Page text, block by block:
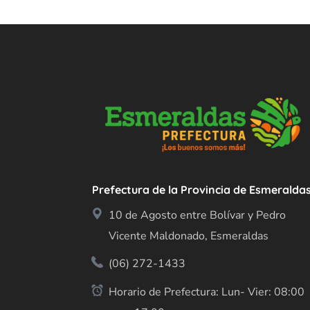
Prefectura de la Provincia de
10 de Agosto entre Bolívar y Pedro
Vicente Maldonado, Esmeraldas
(06) 272-1433
Horario de Prefectura: Lun- Vier: 08:00